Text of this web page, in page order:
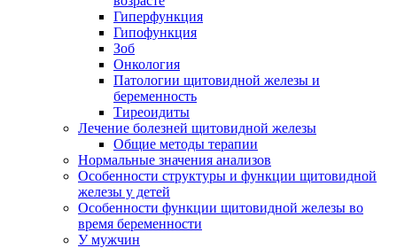
Гиперфункция
Гипофункция
Зоб
Онкология
Патологии щитовидной железы и
беременность
Тиреоидиты
Лечение болезней щитовидной железы
Общие методы терапии
Нормальные значения анализов
Особенности структуры и функции щитовидной
железы у детей
Особенности функции щитовидной железы во
время беременности
У мужчин